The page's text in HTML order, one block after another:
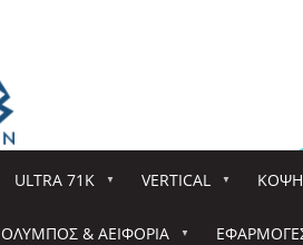
ULTRA 71K VERTICAL
ΌΛΥΜΠΟΣ & ΑΕΙΦΟΡΊΑ